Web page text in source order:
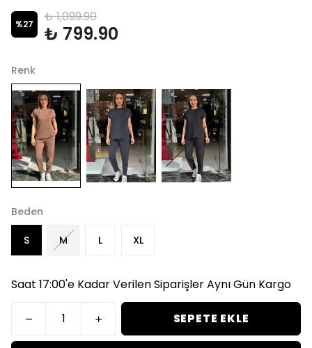
%27 ₺ 1,099.90
₺ 799.90
Renk
Beden
S M L XL
Saat 17:00'e Kadar Verilen Siparişler Aynı Gün Kargo
SEPETE EKLE